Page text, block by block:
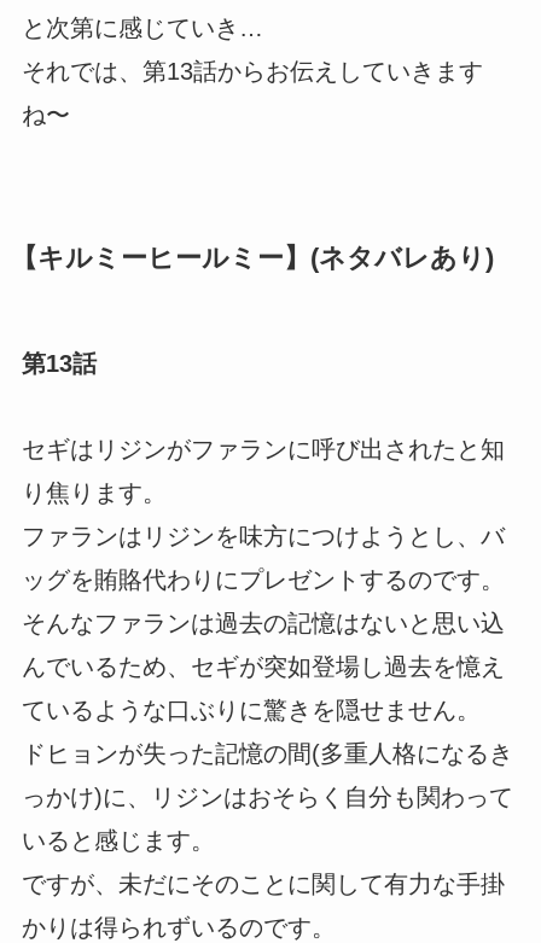
と次第に感じていき…
それでは、第13話からお伝えしていきます
ね〜
【キルミーヒールミー】(ネタバレあり)
第13話
セギはリジンがファランに呼び出されたと知
り焦ります。
ファランはリジンを味方につけようとし、バ
ッグを賄賂代わりにプレゼントするのです。
そんなファランは過去の記憶はないと思い込
んでいるため、セギが突如登場し過去を憶え
ているような口ぶりに驚きを隠せません。
ドヒョンが失った記憶の間(多重人格になるき
っかけ)に、リジンはおそらく自分も関わって
いると感じます。
ですが、未だにそのことに関して有力な手掛
かりは得られずいるのです。